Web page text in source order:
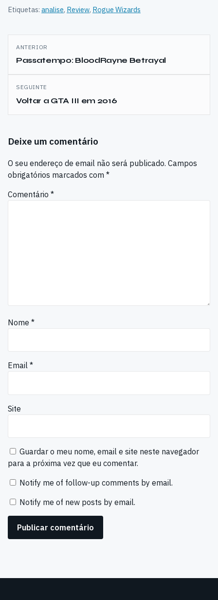
Etiquetas: analise, Review, Rogue Wizards
Navegação
de
artigos
ANTERIOR
Passatempo: BloodRayne Betrayal
SEGUINTE
Voltar a GTA III em 2016
Deixe um comentário
O seu endereço de email não será publicado. Campos
obrigatórios marcados com *
Comentário *
Nome *
Email *
Site
Guardar o meu nome, email e site neste navegador
para a próxima vez que eu comentar.
Notify me of follow-up comments by email.
Notify me of new posts by email.